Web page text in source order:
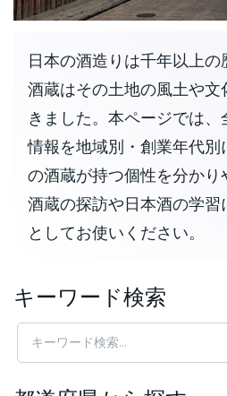
日本の酒造りは千年以上
酒蔵はその土地の風土や文
きました。本ページでは
情報を地域別・創業年代
の酒蔵が持つ個性を分かり
酒蔵の探訪や日本酒の学習
としてお使いください。
キーワード検索